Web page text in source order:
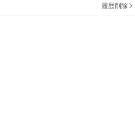
履歴削除